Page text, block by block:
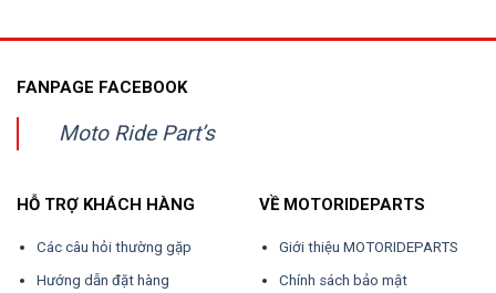
FANPAGE FACEBOOK
Moto Ride Part’s
HỖ TRỢ KHÁCH HÀNG
Các câu hỏi thường gặp
Hướng dẫn đặt hàng
VỀ MOTORIDEPARTS
Giới thiệu MOTORIDEPARTS
Chính sách bảo mật